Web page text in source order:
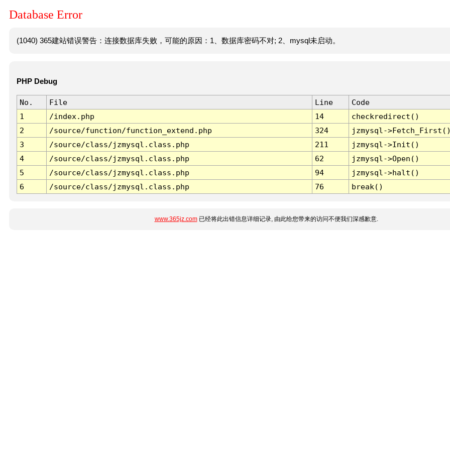
Database Error
(1040) 365建站错误警告：连接数据库失败，可能的原因：1、数据库密码不对; 2、mysql未启动。
PHP Debug
No. File Line
Code
1
/index.php 14
checkredirect()
2
/source/function/function_extend.php 324
jzmysql-
3
/source/class/jzmysql.class.php 211
jzmysql->Init()
4
/source/class/jzmysql.class.php 62
jzmysql->Open()
5
/source/class/jzmysql.class.php 94
jzmysql->halt()
6
/source/class/jzmysql.class.php 76 break()
www.365jz.com已经将此出错信息详细记录, 由此给您带来的访问不便我们深感歉意.